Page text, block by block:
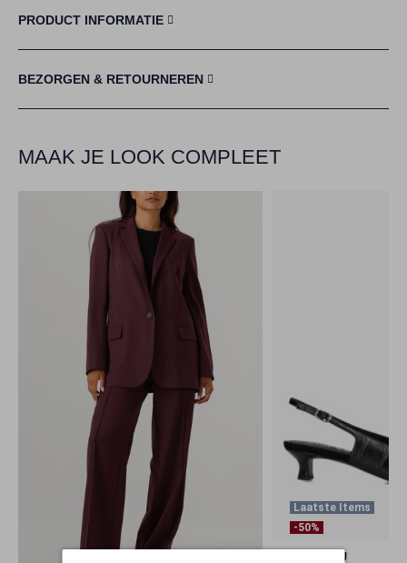
PRODUCT INFORMATIE
BEZORGEN & RETOURNEREN
MAAK JE LOOK COMPLEET
Laatste Items
-50%
BIBI LOU